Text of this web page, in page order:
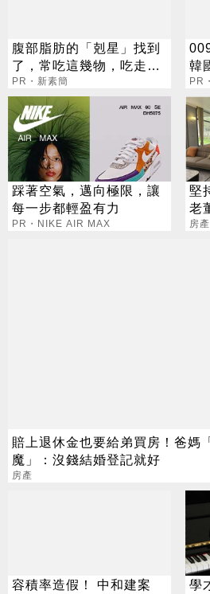
腹部脂肪的「剋星」找到
了，常吃這幾物，吃走大
肚囊，瘦出小蠻腰
PR・新素簡
韓
募
PR
踩著空氣，邁向極限，讓
每一步都輕盈有力
PR・NIKE AIR MAX
堅
老
售
房產
賠上退休金也要給弟買房！爸媽
魔」：沒錢結婚登記就好
房產
容積率造假！ 中和建案
學